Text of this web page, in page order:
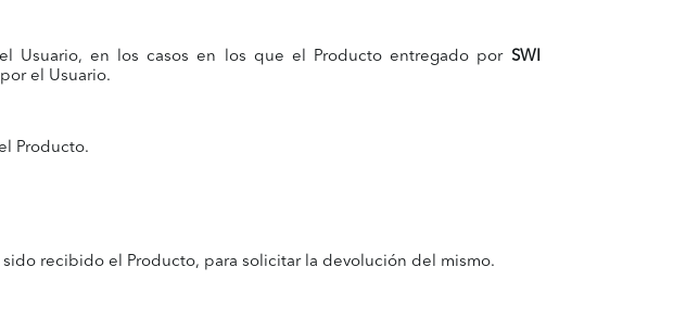
Usuario, en los casos en los que el Producto entregado por SWI
el Usuario.
Producto.
recibido el Producto, para solicitar la devolución del mismo.